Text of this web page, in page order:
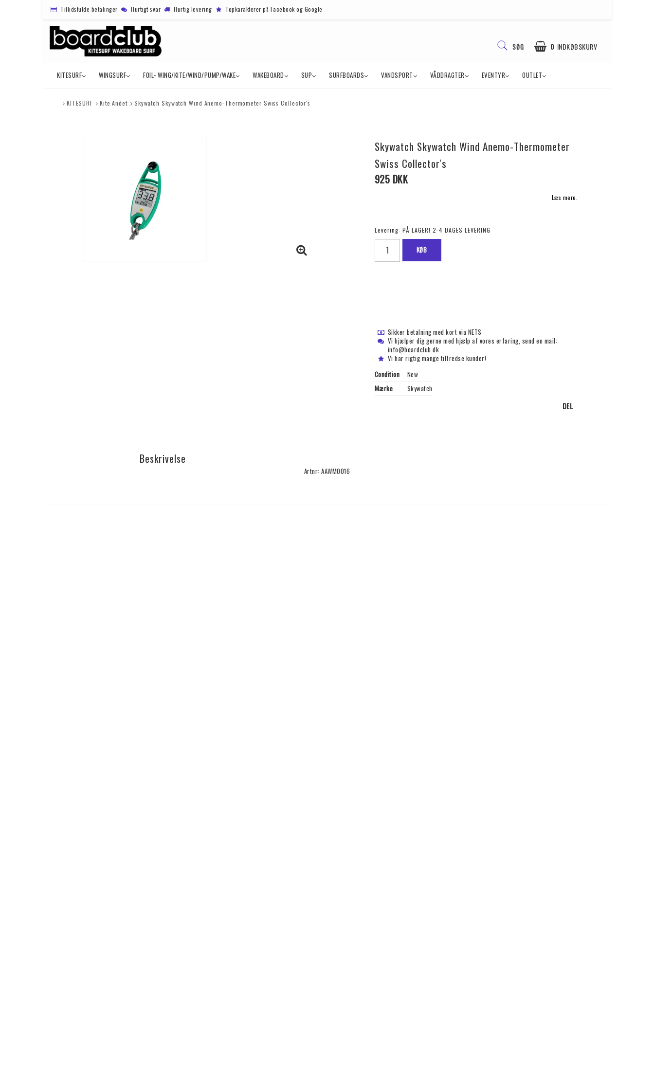
Tillidsfulde betalinger Hurtigt svar Hurtig levering Topkarakterer på Facebook og Google
0 INDKØBSKURV
SØG
KITESURF WINGSURF FOIL- WING/KITE/WIND/PUMP/WAKE WAKEBOARD SUP SURFBOARDS VANDSPORT VÅDDRAGTER EVENTYR OUTLET
KITESURF Kite Andet Skywatch Skywatch Wind Anemo-Thermometer Swiss Collector's
Skywatch Skywatch Wind Anemo-Thermometer
Swiss Collector's
925 DKK
Læs mere.
Levering: PÅ LAGER! 2-4 DAGES LEVERING
KØB
Sikker betalning med kort via NETS
Vi hjælper dig gerne med hjælp af vores erfaring, send en mail:
info@boardclub.dk
Vi har rigtig mange tilfredse kunder!
Condition
New
Mærke
Skywatch
DEL
Beskrivelse
Artnr: AAWM0016